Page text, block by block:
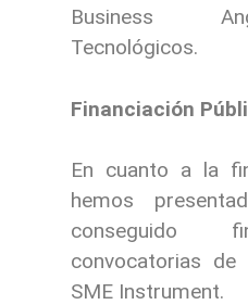
Business
Tecnológicos.
Financiación
En cuanto a la
hemos
conseguido
convocatorias
SME Instrument.